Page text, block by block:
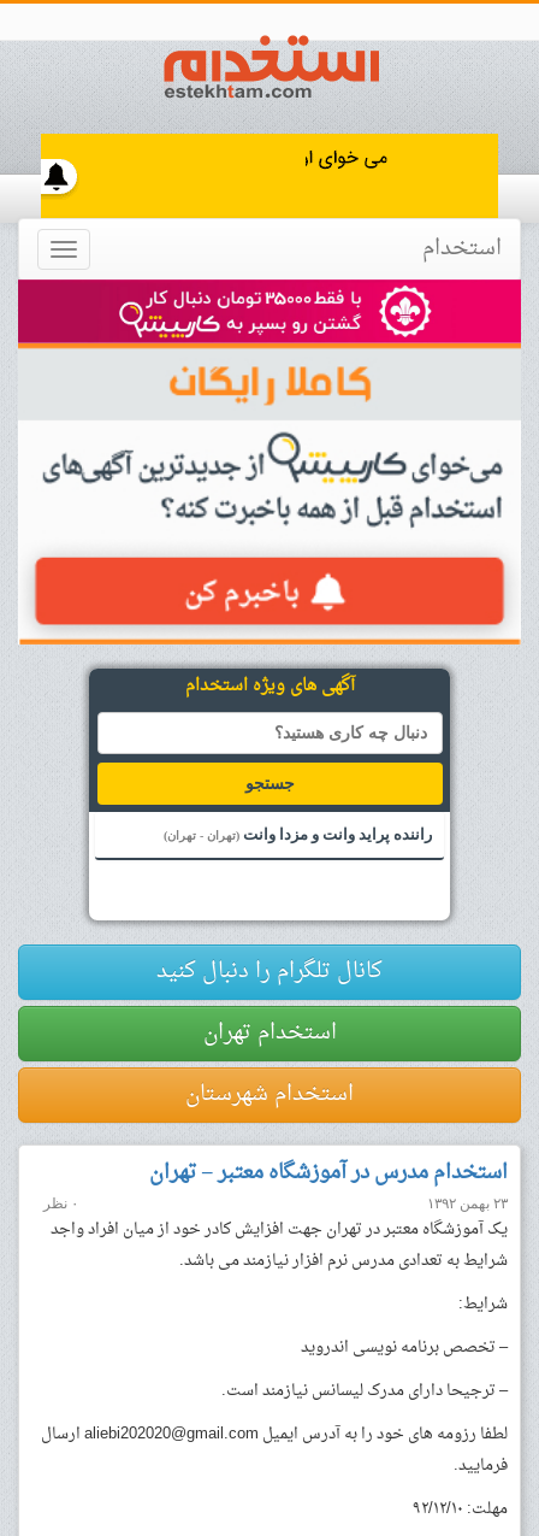
Toggle استخدام
آگهی های ویژه استخدام
جستجو
راننده پراید وانت و مزدا وانت (تهران - تهران)
کانال تلگرام را دنبال کنید
استخدام تهران
استخدام شهرستان
استخدام مدرس در آموزشگاه معتبر – تهران
۲۳ بهمن ۱۳۹۲ ۰ نظر
یک آموزشگاه معتبر در تهران جهت افزایش کادر خود از میان افراد واجد
شرایط به تعدادی مدرس نرم افزار نیازمند می باشد.
شرایط:
– تخصص برنامه نویسی اندروید
– ترجیحا دارای مدرک لیسانس نیازمند است.
لطفا رزومه های خود را به آدرس ایمیل aliebi202020@gmail.comارسال
فرمایید.
مهلت: ۹۲/۱۲/۱۰